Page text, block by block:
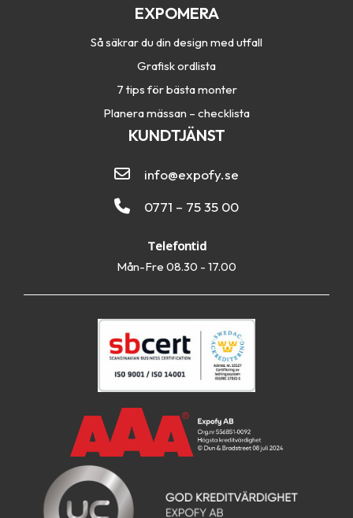
EXPOMERA
Så säkrar du din design med utfall
Grafisk ordlista
7 tips för bästa monter
Planera mässan – checklista
KUNDTJÄNST
info@expofy.se
0771 – 75 35 00
Telefontid
Mån-Fre 08.30 - 17.00